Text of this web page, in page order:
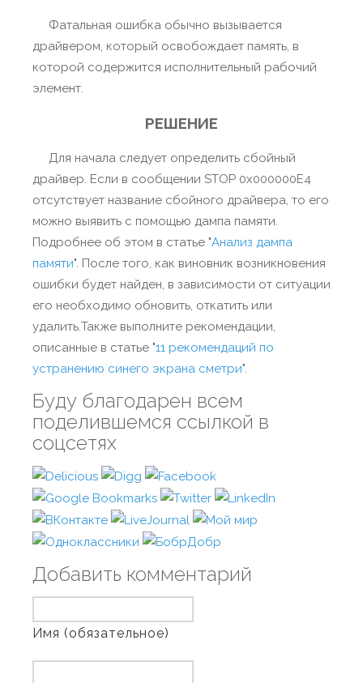
Фатальная ошибка обычно вызывается
драйвером, который освобождает память, в
которой содержится исполнительный рабочий
элемент.
РЕШЕНИЕ
Для начала следует определить сбойный
драйвер. Если в сообщении STOP 0x000000E4
отсутствует название сбойного драйвера, то его
можно выявить с помощью дампа памяти.
Подробнее об этом в статье "Анализ дампа
памяти". После того, как виновник возникновения
ошибки будет найден, в зависимости от ситуации
его необходимо обновить, откатить или
удалить.Также выполните рекомендации,
описанные в статье "11 рекомендаций по
устранению синего экрана сметри".
Буду благодарен всем
поделившемся ссылкой в
соцсетях
Добавить комментарий
Имя (обязательное)